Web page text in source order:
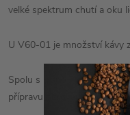
velké spektrum chutí a oku
U V60-01 je množství kávy
Spolu s Hario Range
přípravu filtrované kávy.